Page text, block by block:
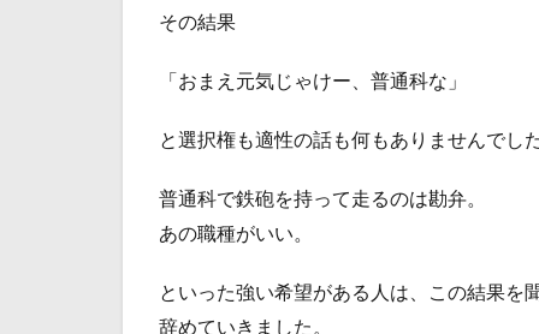
その結果
「おまえ元気じゃけー、普通科な」
と選択権も適性の話も何もありませんでした
普通科で鉄砲を持って走るのは勘弁。
あの職種がいい。
といった強い希望がある人は、この結果を
辞めていきました。